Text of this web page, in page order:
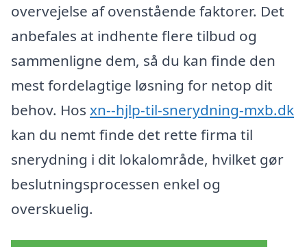
overvejelse af ovenstående faktorer. Det
anbefales at indhente flere tilbud og
sammenligne dem, så du kan finde den
mest fordelagtige løsning for netop dit
behov. Hos xn--hjlp-til-snerydning-mxb.dk
kan du nemt finde det rette firma til
snerydning i dit lokalområde, hvilket gør
beslutningsprocessen enkel og
overskuelig.